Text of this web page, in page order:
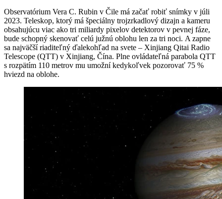
Observatórium Vera C. Rubin v Čile má začať robiť snímky v júli
2023. Teleskop, ktorý má špeciálny trojzrkadlový dizajn a kameru
obsahujúcu viac ako tri miliardy pixelov detektorov v pevnej fáze,
bude schopný skenovať celú južnú oblohu len za tri noci. A zapne
sa najväčší riaditeľný ďalekohľad na svete – Xinjiang Qitai Radio
Telescope (QTT) v Xinjiang, Čína. Plne ovládateľná parabola QTT
s rozpätím 110 metrov mu umožní kedykoľvek pozorovať 75 %
hviezd na oblohe.